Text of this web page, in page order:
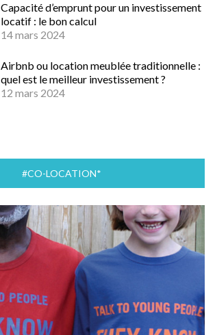
Capacité d’emprunt pour un investissement
locatif : le bon calcul
14 mars 2024
Airbnb ou location meublée traditionnelle :
quel est le meilleur investissement ?
12 mars 2024
#CO-LOCATION*